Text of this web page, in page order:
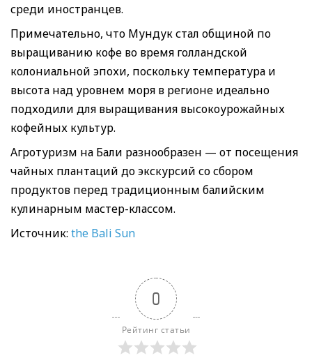
среди иностранцев.
Примечательно, что Мундук стал общиной по
выращиванию кофе во время голландской
колониальной эпохи, поскольку температура и
высота над уровнем моря в регионе идеально
подходили для выращивания высокоурожайных
кофейных культур.
Агротуризм на Бали разнообразен — от посещения
чайных плантаций до экскурсий со сбором
продуктов перед традиционным балийским
кулинарным мастер-классом.
Источник: the Bali Sun
0
Рейтинг статьи